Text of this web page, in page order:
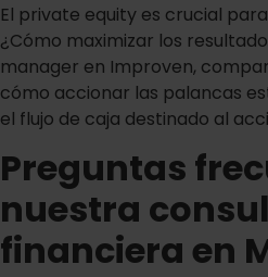
El private equity es crucial
¿Cómo maximizar los
manager en Improven,
cómo accionar las palancas
el flujo de caja destinado al
Preguntas
nuestra
financiera en